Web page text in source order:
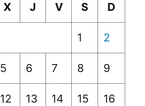
X J V S D
1 2
5 6 7 8 9
12 13 14 15 16